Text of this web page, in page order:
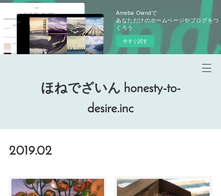
Ameba Owndで
あなただけのホームページやブログをつ
くろう
今すぐ試す
ほねでざいん honesty-to-
desire.inc
2019.02